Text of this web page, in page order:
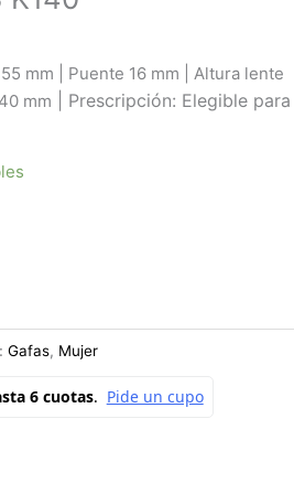
mm | Puente 16 mm | Altura lente
mm
Prescripción: Elegible para
Gafas, Mujer